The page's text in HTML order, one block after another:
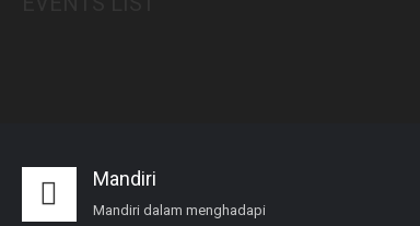
Mandiri
Mandiri dalam menghadapi